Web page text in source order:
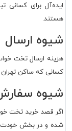
ایده‌آل برای کسانی
هستند.
شیوه ارسال
کسانی که ساکن
شیوه
شده و در بخش خودت